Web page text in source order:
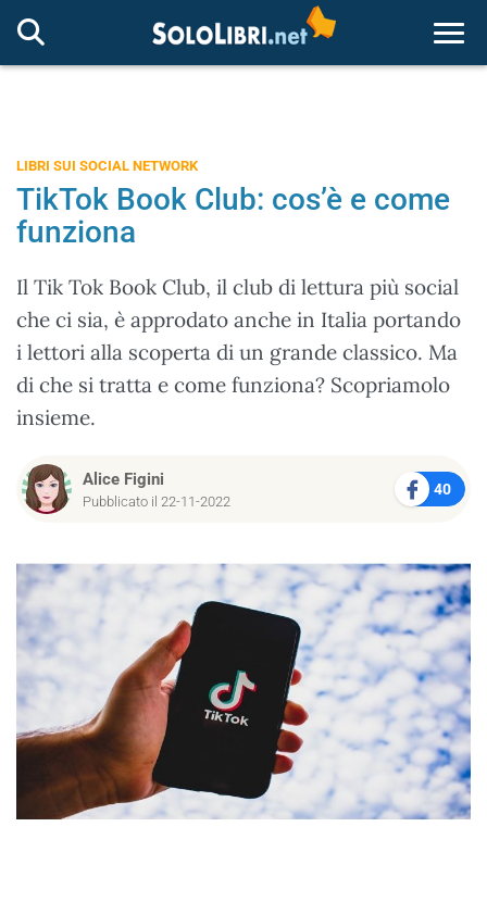
LIBRI SUI SOCIAL NETWORK
TikTok Book Club: cos’è e come
funziona
Il Tik Tok Book Club, il club di lettura più social
che ci sia, è approdato anche in Italia portando
i lettori alla scoperta di un grande classico. Ma
di che si tratta e come funziona? Scopriamolo
insieme.
Alice Figini
Pubblicato il 22-11-2022
40